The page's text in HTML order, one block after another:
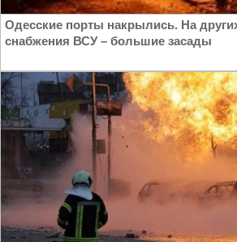
Одесские порты накрылись. На
снабжения ВСУ – большие засады